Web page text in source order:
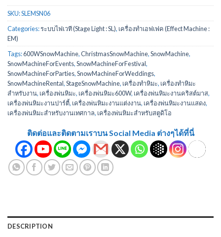
SKU:SLEMSN06
Categories:ระบบไฟเวที (Stage Light : SL), เครื่องทำเอฟเฟค (Effect Machine :
EM)
Tags:600WSnowMachine,ChristmasSnowMachine,SnowMachine,
SnowMachineForEvents,SnowMachineForFestival,
SnowMachineForParties,SnowMachineForWeddings,
SnowMachineRental,StageSnowMachine, เครื่องทำหิมะ, เครื่องทำหิมะ
สำหรับงาน, เครื่องพ่นหิมะ, เครื่องพ่นหิมะ600W, เครื่องพ่นหิมะงานคริสต์มาส,
เครื่องพ่นหิมะงานปาร์ตี้, เครื่องพ่นหิมะงานแต่งงาน, เครื่องพ่นหิมะงานแสดง,
เครื่องพ่นหิมะสำหรับงานเทศกาล, เครื่องพ่นหิมะสำหรับสตูดิโอ
ติดต่อและติดตามเราบน Social Media ต่างๆได้ที่นี่
DESCRIPTION